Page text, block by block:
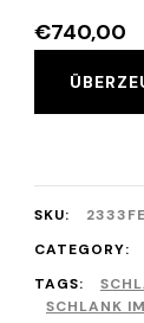
€740,00
SKU:
CATEGORY:
TAGS:
SCHLANK